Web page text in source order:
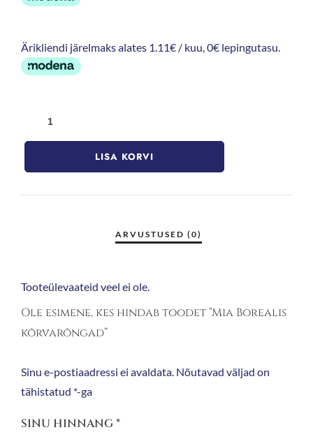
Ärikliendi järelmaks alates 1.11€ / kuu, 0€ lepingutasu.
LISA KORVI
Tooteülevaateid veel ei ole.
Ole esimene, kes hindab toodet “Mia Borealis
kõrvarõngad”
Sinu e-postiaadressi ei avaldata. Nõutavad väljad on
tähistatud *-ga
SINU HINNANG*